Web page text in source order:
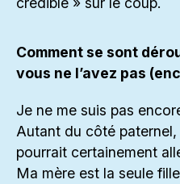
Comment se sont
vous ne l’avez pas
Je ne me suis pas
Autant du côté
pourrait certainement
Ma mère est la seule